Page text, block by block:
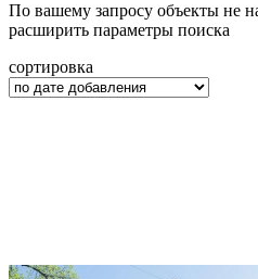
По вашему запросу объекты не
расширить параметры поиска
сортировка